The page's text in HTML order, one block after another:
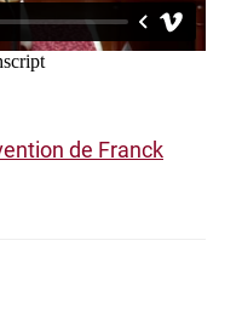
de Franck